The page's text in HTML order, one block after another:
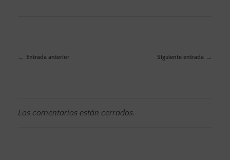
Entrada anterior Siguiente entrada
Los comentarios están cerrados.